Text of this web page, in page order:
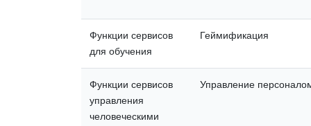
Функции сервисов
для обучения
Геймификация
Функции сервисов
управления
человеческими
Управление